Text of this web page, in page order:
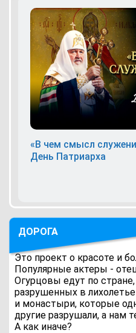
«В чем смысл
День Патриарха
ДОРОГА
Это проект о красоте и
Популярные актеры -
Огурцовы едут по
разрушенных в
и монастыри, которые
другие разрушали, а нам
А как иначе?